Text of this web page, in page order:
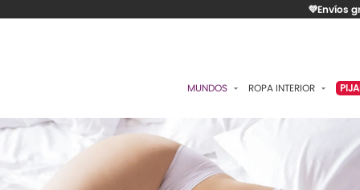
💜Envíos
MUNDOS
ESENCIAL
ROMÁNTICA
CONTROL
ROPA INTERIOR
BRASIERES